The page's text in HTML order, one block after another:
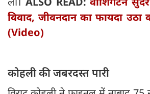
विवाद, जीवनदान का फायदा
(Video)
कोहली की जबरदस्त पारी